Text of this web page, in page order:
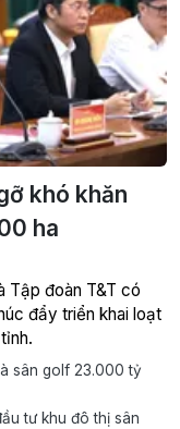
khó khăn
ha
Tập đoàn T&T có
đẩy triển khai loạt
sân golf 23.000 tỷ
tư khu đô thị sân